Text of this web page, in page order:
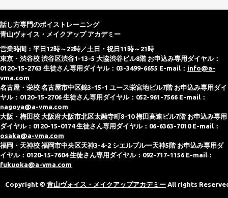
話し方専門のボイストレーニング
青山ヴォイス・メイクアップ アカデミー
営業時間：平日12時～22時／土日・祝日11時～21時
東京・渋谷校 渋谷区渋谷1-13-5 大協渋谷ビル8階 お申込み専用ダイヤル：
0120-15-2763 生徒さん専用ダイヤル：03-3499-6655 E-mail： info@a-
vma.com
名古屋・栄校 名古屋市中区錦3-15-1 ユース栄宮地ビル7階 お申込み専用ダイ
ヤル：0120-15-2706 生徒さん専用ダイヤル：052-961-7566 E-mail：
nagoya@a-vma.com
大阪・梅田校 大阪府大阪市北区太融寺町8-10 梅田高速ビル7階 お申込み専用
ダイヤル：0120-15-0174 生徒さん専用ダイヤル：06-6363-7010 E-mail：
osaka@a-vma.com
福岡・天神校 福岡市中央区天神3-4-2 シエルブルー天神5階 お申込み専用ダ
イヤル：0120-15-7604 生徒さん専用ダイヤル：092-717-1156 E-mail：
fukuoka@a-vma.com
Copyright © 青山ヴォイス・メイクアップアカデミー All rights